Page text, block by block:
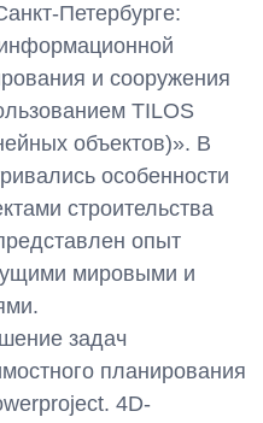
Петербурге:
и сооружения
TILOS
объектов)». В
особенности
строительства
опыт
мировыми и
задач
планирования
4D-